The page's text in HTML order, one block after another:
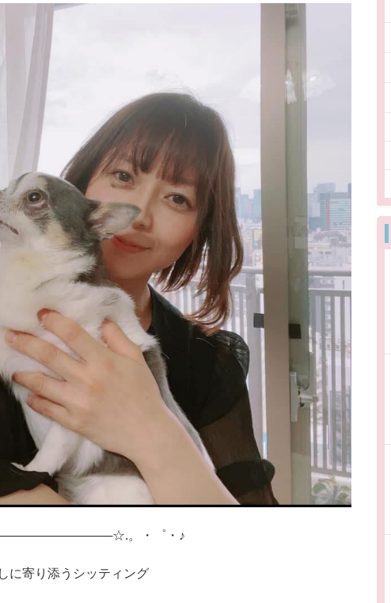
。・゜・♪
に寄り添うシッティング